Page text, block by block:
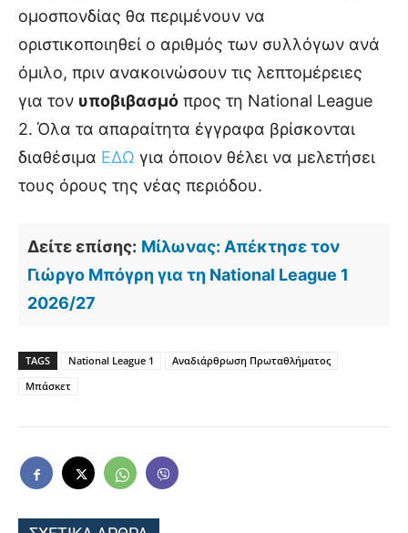
ομοσπονδίας θα περιμένουν να
οριστικοποιηθεί ο αριθμός των συλλόγων ανά
όμιλο, πριν ανακοινώσουν τις λεπτομέρειες
για τον υποβιβασμό προς τη National League
2. Όλα τα απαραίτητα έγγραφα βρίσκονται
διαθέσιμα ΕΔΩ για όποιον θέλει να μελετήσει
τους όρους της νέας περιόδου.
Δείτε επίσης: Μίλωνας: Απέκτησε τον
Γιώργο Μπόγρη για τη National League 1
2026/27
TAGS National League 1
Αναδιάρθρωση Πρωταθλήματος
Μπάσκετ